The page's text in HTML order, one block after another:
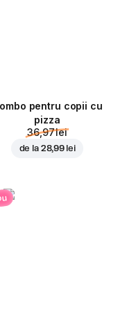
pentru copii cu
pizza
36,97 lei
de la 28,99 lei